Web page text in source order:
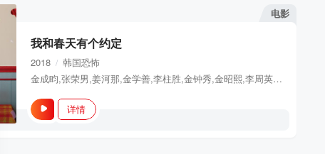
电影
我和春天有个约定
2018 / 韩国恐怖
金成畇,张荣男,姜河那,金学善,李柱胜,金钟秀,金昭熙,李周英,姜信哲
详情